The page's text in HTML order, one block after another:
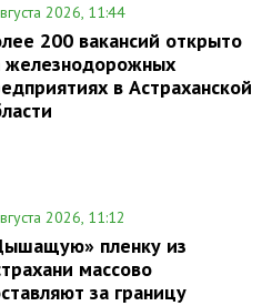
2026, 11:44
200 вакансий открыто
железнодорожных
в Астраханской
2026, 11:12
пленку из
массово
за границу